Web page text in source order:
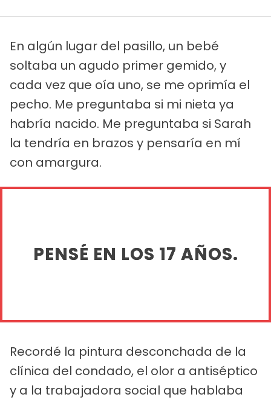
En algún lugar del pasillo, un bebé
soltaba un agudo primer gemido, y
cada vez que oía uno, se me oprimía el
pecho. Me preguntaba si mi nieta ya
habría nacido. Me preguntaba si Sarah
la tendría en brazos y pensaría en mí
con amargura.
PENSÉ EN LOS 17 AÑOS.
Recordé la pintura desconchada de la
clínica del condado, el olor a antiséptico
y a la trabajadora social que hablaba